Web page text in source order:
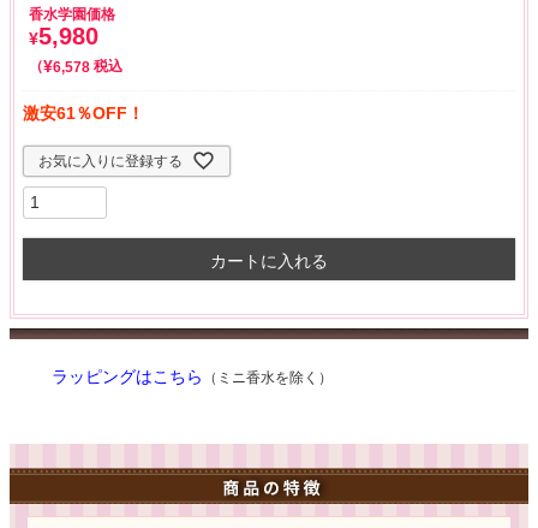
香水学園価格
¥5,980
¥6,578 税込
激安61％OFF！
お気に入りに登録する
カートに入れる
ラッピングはこちら （ミニ香水を除く）